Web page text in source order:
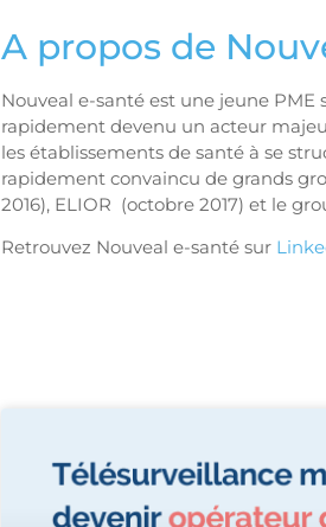
A propos de
Nouveal e-santé est une jeune PME
rapidement devenu un acteur
les établissements de santé à se
rapidement convaincu de grands
2016), ELIOR (octobre 2017) et le
Retrouvez Nouveal e-santé sur